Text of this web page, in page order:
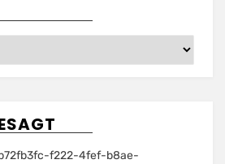
f222-4fef-b8ae-